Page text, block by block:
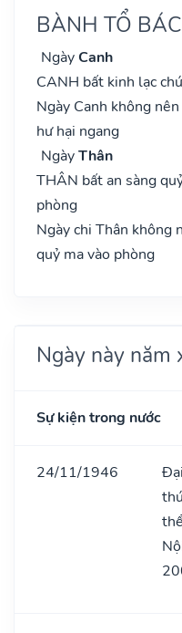
BÀNH TỔ
NgàyCanh
CANH bất kinh lạc
Ngày Canh không
hư hại ngang
NgàyThân
THÂN bất an sàng
phòng
Ngày chi Thân không
quỷ ma vào phòng
Ngày này năm
Sự kiện trong nước
24/11/1946